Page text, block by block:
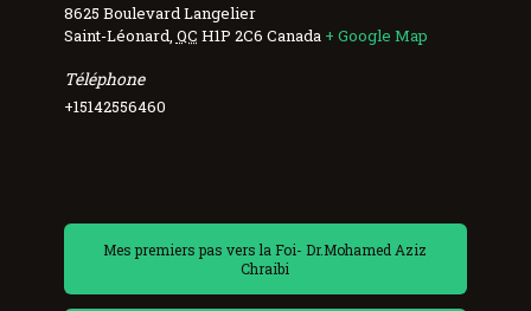
8625 Boulevard Langelier
Saint-Léonard QC H1P 2C6 Canada + Google Map
Téléphone
+15142556460
Mes premiers pas vers la Foi- Dr.Mohamed Aziz
Chraibi